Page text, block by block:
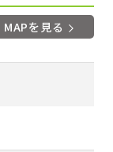
MAPを見る